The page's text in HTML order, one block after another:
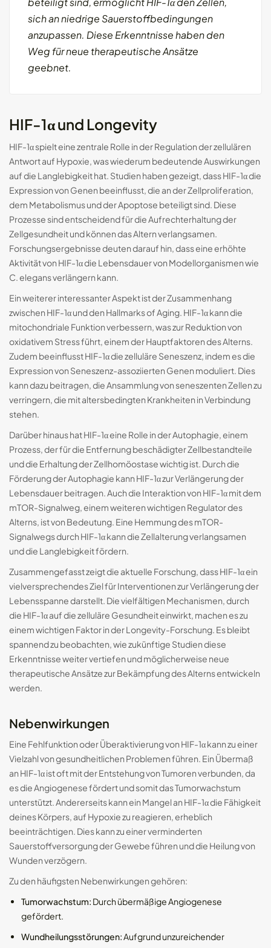
sich an niedrige Sauerstoffbedingungen
anzupassen. Diese Erkenntnisse haben den
Weg für neue therapeutische Ansätze
geebnet.
HIF-1α und Longevity
HIF-1α spielt eine zentrale Rolle in der Regulation der zellulären
Antwort auf Hypoxie, was wiederum bedeutende Auswirkungen
auf die Langlebigkeit hat. Studien haben gezeigt, dass HIF-1α die
Expression von Genen beeinflusst, die an der Zellproliferation,
dem Metabolismus und der Apoptose beteiligt sind. Diese
Prozesse sind entscheidend für die Aufrechterhaltung der
Zellgesundheit und können das Altern verlangsamen.
Forschungsergebnisse deuten darauf hin, dass eine erhöhte
Aktivität von HIF-1α die Lebensdauer von Modellorganismen wie
C. elegans verlängern kann.
Ein weiterer interessanter Aspekt ist der Zusammenhang
zwischen HIF-1α und den Hallmarks of Aging. HIF-1α kann die
mitochondriale Funktion verbessern, was zur Reduktion von
oxidativem Stress führt, einem der Hauptfaktoren des Alterns.
Zudem beeinflusst HIF-1α die zelluläre Seneszenz, indem es die
Expression von Seneszenz-assoziierten Genen moduliert. Dies
kann dazu beitragen, die Ansammlung von seneszenten Zellen zu
verringern, die mit altersbedingten Krankheiten in Verbindung
stehen.
Darüber hinaus hat HIF-1α eine Rolle in der Autophagie, einem
Prozess, der für die Entfernung beschädigter Zellbestandteile
und die Erhaltung der Zellhomöostase wichtig ist. Durch die
Förderung der Autophagie kann HIF-1α zur Verlängerung der
Lebensdauer beitragen. Auch die Interaktion von HIF-1α mit dem
mTOR-Signalweg, einem weiteren wichtigen Regulator des
Alterns, ist von Bedeutung. Eine Hemmung des mTOR-
Signalwegs durch HIF-1α kann die Zellalterung verlangsamen
und die Langlebigkeit fördern.
Zusammengefasst zeigt die aktuelle Forschung, dass HIF-1α ein
vielversprechendes Ziel für Interventionen zur Verlängerung der
Lebensspanne darstellt. Die vielfältigen Mechanismen, durch
die HIF-1α auf die zelluläre Gesundheit einwirkt, machen es zu
einem wichtigen Faktor in der Longevity-Forschung. Es bleibt
spannend zu beobachten, wie zukünftige Studien diese
Erkenntnisse weiter vertiefen und möglicherweise neue
therapeutische Ansätze zur Bekämpfung des Alterns entwickeln
werden.
Nebenwirkungen
Eine Fehlfunktion oder Überaktivierung von HIF-1α kann zu einer
Vielzahl von gesundheitlichen Problemen führen. Ein Übermaß
an HIF-1α ist oft mit der Entstehung von Tumoren verbunden, da
es die Angiogenese fördert und somit das Tumorwachstum
unterstützt. Andererseits kann ein Mangel an HIF-1α die Fähigkeit
deines Körpers, auf Hypoxie zu reagieren, erheblich
beeinträchtigen. Dies kann zu einer verminderten
Sauerstoffversorgung der Gewebe führen und die Heilung von
Wunden verzögern.
Zu den häufigsten Nebenwirkungen gehören:
Tumorwachstum: Durch übermäßige Angiogenese
gefördert.
Wundheilungsstörungen:Aufgrund unzureichender